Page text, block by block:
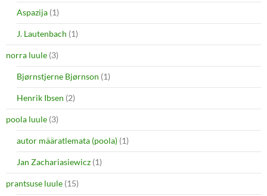
Aspazija (1)
J. Lautenbach (1)
norra luule (3)
Bjørnstjerne Bjørnson (1)
Henrik Ibsen (2)
poola luule (3)
autor määratlemata (poola) (1)
Jan Zachariasiewicz (1)
prantsuse luule (15)